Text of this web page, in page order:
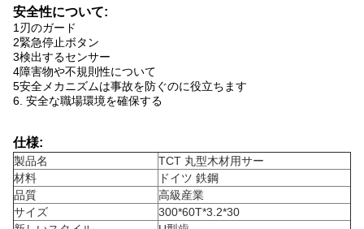
安全性について:
1刃のガード
2緊急停止ボタン
3検出するセンサー
4障害物や不規則性について
5安全メカニズムは事故を防ぐのに役立ちます
6. 安全な職場環境を確保する
仕様:
製品名
TCT 丸型木材用サー
材料
ドイツ 鉄鋼
品質
高級産業
サイズ
300*60T*3.2*30